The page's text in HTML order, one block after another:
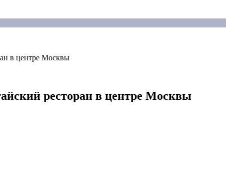
в центре Москвы
ресторан в центре Москвы